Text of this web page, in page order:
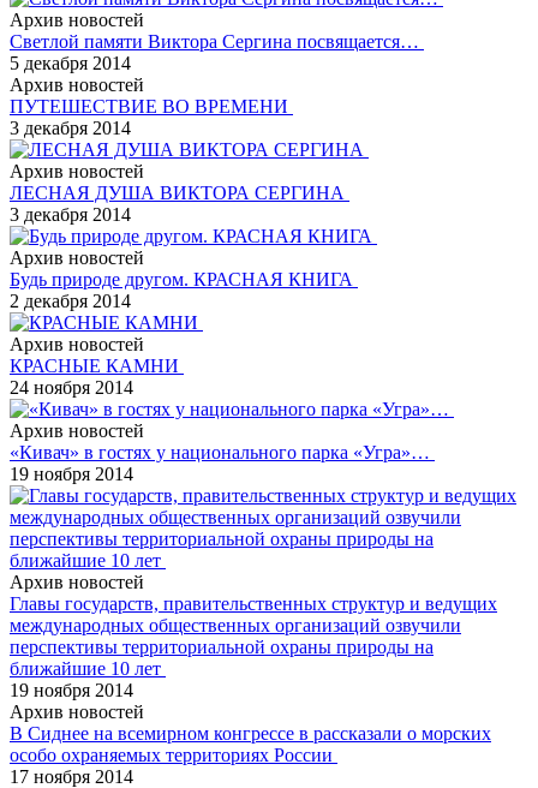
Архив новостей
Светлой памяти Виктора Сергина посвящается…
5 декабря 2014
Архив новостей
ПУТЕШЕСТВИЕ ВО ВРЕМЕНИ
3 декабря 2014
Архив новостей
ЛЕСНАЯ ДУША ВИКТОРА СЕРГИНА
3 декабря 2014
Архив новостей
Будь природе другом. КРАСНАЯ КНИГА
2 декабря 2014
Архив новостей
КРАСНЫЕ КАМНИ
24 ноября 2014
Архив новостей
«Кивач» в гостях у национального парка «Угра»…
19 ноября 2014
Архив новостей
Главы государств, правительственных структур и ведущих
международных общественных организаций озвучили
перспективы территориальной охраны природы на
ближайшие 10 лет
19 ноября 2014
Архив новостей
В Сиднее на всемирном конгрессе в рассказали о морских
особо охраняемых территориях России
17 ноября 2014